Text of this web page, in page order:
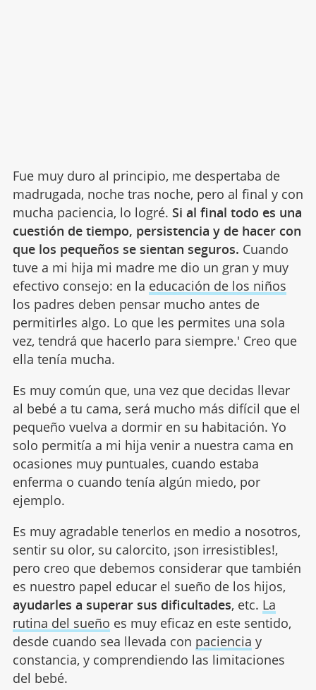
Fue muy duro al principio, me despertaba de
madrugada, noche tras noche, pero al final y con
mucha paciencia, lo logré. Si al final todo es una
cuestión de tiempo, persistencia y de hacer con
que los pequeños se sientan seguros. Cuando
tuve a mi hija mi madre me dio un gran y muy
efectivo consejo: en la educación de los niños
los padres deben pensar mucho antes de
permitirles algo. Lo que les permites una sola
vez, tendrá que hacerlo para siempre.' Creo que
ella tenía mucha.
Es muy común que, una vez que decidas llevar
al bebé a tu cama, será mucho más difícil que el
pequeño vuelva a dormir en su habitación. Yo
solo permitía a mi hija venir a nuestra cama en
ocasiones muy puntuales, cuando estaba
enferma o cuando tenía algún miedo, por
ejemplo.
Es muy agradable tenerlos en medio a nosotros,
sentir su olor, su calorcito, ¡son irresistibles!,
pero creo que debemos considerar que también
es nuestro papel educar el sueño de los hijos,
ayudarles a superar sus dificultades, etc. La
rutina del sueño es muy eficaz en este sentido,
desde cuando sea llevada con paciencia y
constancia, y comprendiendo las limitaciones
del bebé.